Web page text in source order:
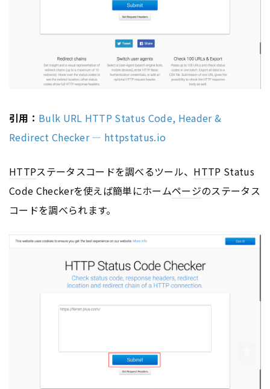
引用： Bulk URL HTTP Status Code, Header &
Redirect Checker — httpstatus.io
HTTPステータスコードを調べるツール、 HTTP Status
Code Checkerを使えば簡単にホームページのステータス
コードを調べられます。